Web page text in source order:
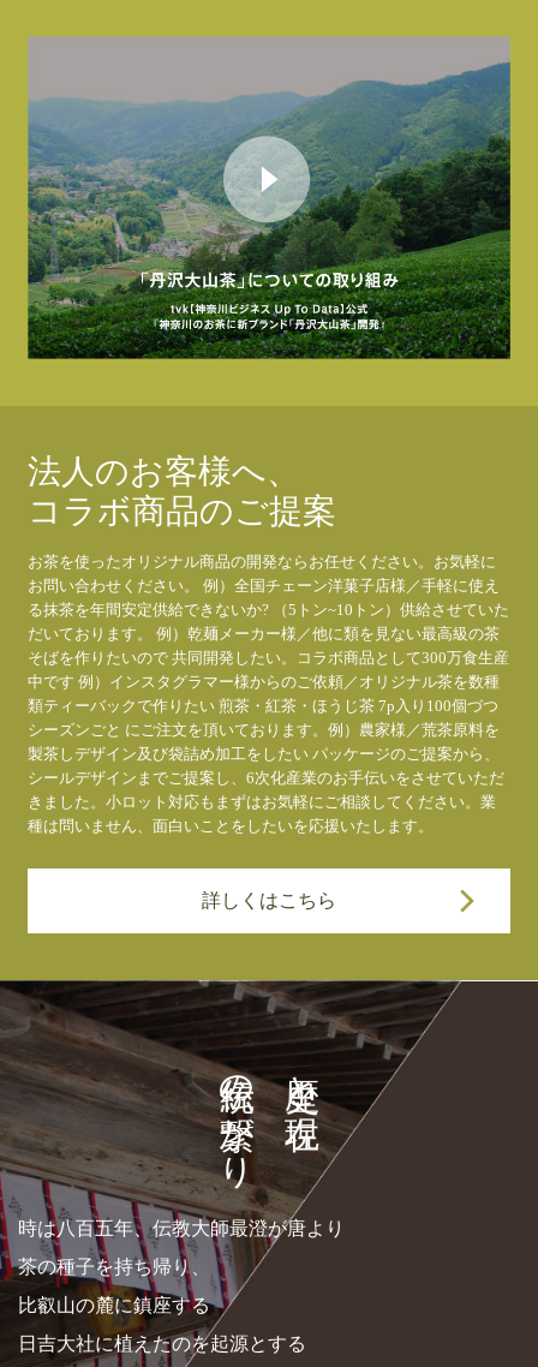
法人のお客様へ、
コラボ商品のご提案
お茶を使ったオリジナル商品の開発ならお任せください。お気軽に
お問い合わせください。 例）全国チェーン洋菓子店様／手軽に使え
る抹茶を年間安定供給できないか? （5トン~10トン）供給させていた
だいております。 例）乾麺メーカー様／他に類を見ない最高級の茶
そばを作りたいので 共同開発したい。コラボ商品として300万食生産
中です 例）インスタグラマー様からのご依頼／オリジナル茶を数種
類ティーバックで作りたい 煎茶・紅茶・ほうじ茶 7p入り100個づつ
シーズンごと にご注文を頂いております。例）農家様／荒茶原料を
製茶しデザイン及び袋詰め加工をしたい パッケージのご提案から、
シールデザインまでご提案し、6次化産業のお手伝いをさせていただ
きました。小ロット対応もまずはお気軽にご相談してください。業
種は問いません、面白いことをしたいを応援いたします。
詳しくはこちら
歴史と現在
伝統の繋がり
時は八百五年、伝教大師最澄が唐より
茶の種子を持ち帰り、
比叡山の麓に鎮座する
日吉大社に植えたのを起源とする